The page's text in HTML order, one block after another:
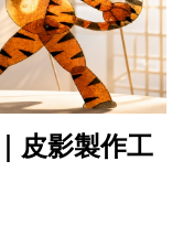
皮影製作工